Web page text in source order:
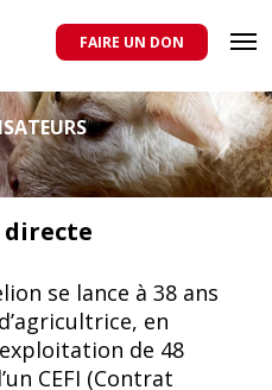
agriculture qui respecte tous
FAIRE UN DON
se lance à 38 ans
en
de 48
CEFI (Contrat